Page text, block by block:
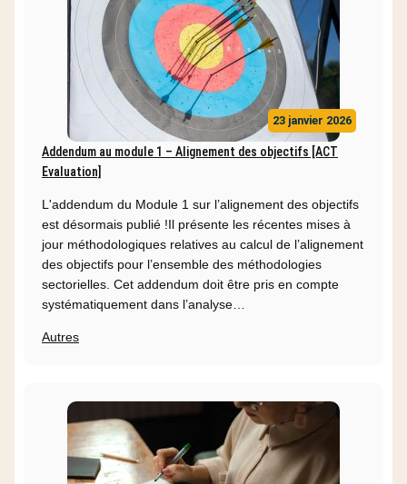
23 janvier 2026
Addendum au module 1 – Alignement des objectifs [ACT
Evaluation]
L'addendum du Module 1 sur l’alignement des objectifs
est désormais publié !Il présente les récentes mises à
jour méthodologiques relatives au calcul de l’alignement
des objectifs pour l’ensemble des méthodologies
sectorielles. Cet addendum doit être pris en compte
systématiquement dans l’analyse…
Autres